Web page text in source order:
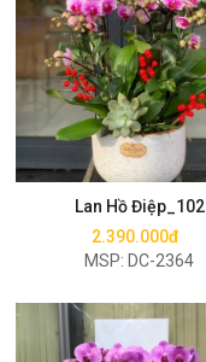
Lan Hồ Điệp_102
2.390.000đ
MSP: DC-2364
Mua ngay